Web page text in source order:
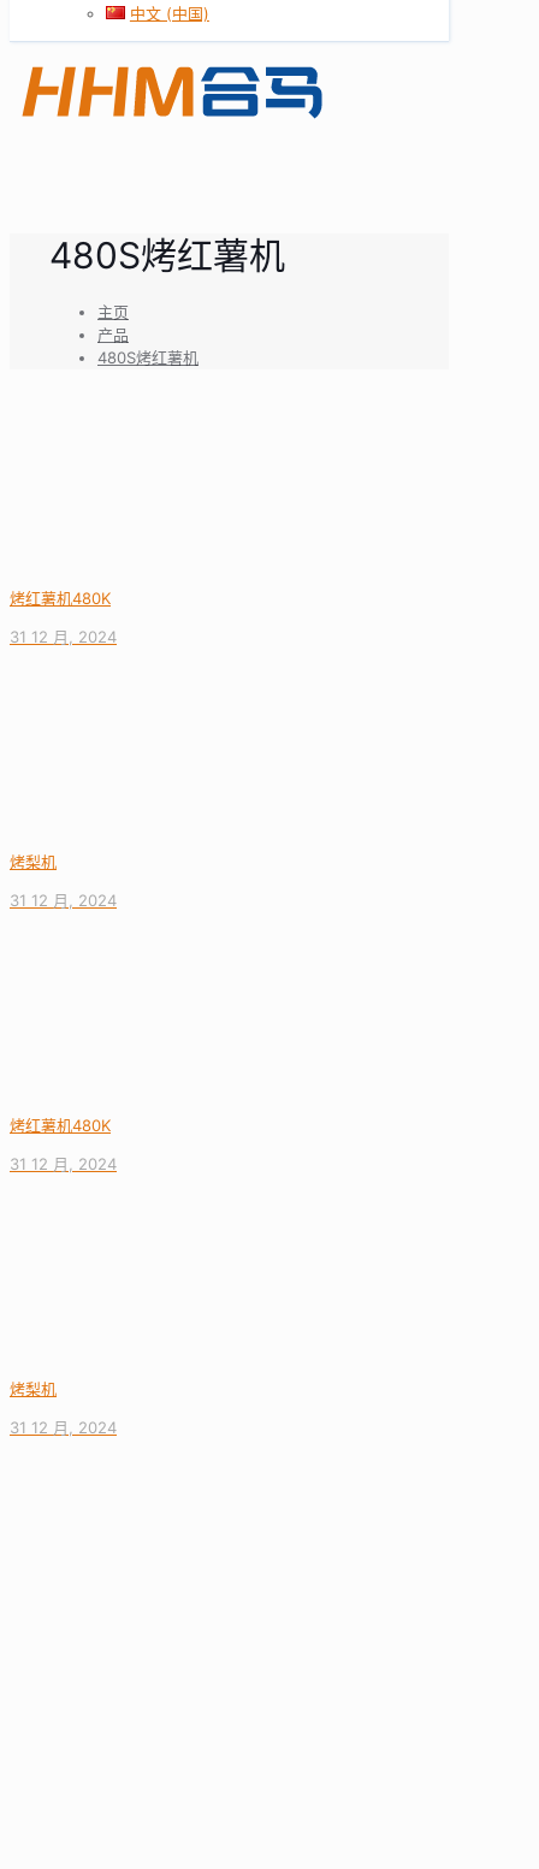
中文 (中国)
480S烤红薯机
主页
产品
480S烤红薯机
烤红薯机480K
31 12 月, 2024
烤梨机
31 12 月, 2024
烤红薯机480K
31 12 月, 2024
烤梨机
31 12 月, 2024